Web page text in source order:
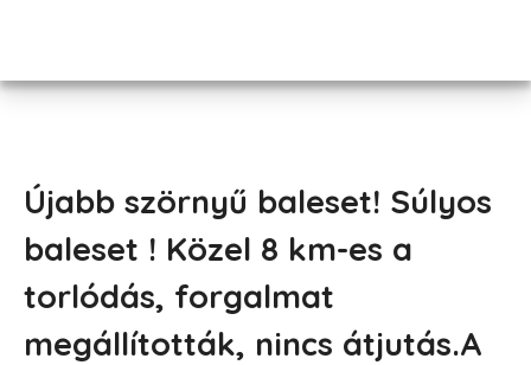
Újabb szörnyű baleset! Súlyos
baleset ! Közel 8 km-es a
torlódás, forgalmat
megállították, nincs átjutás.A